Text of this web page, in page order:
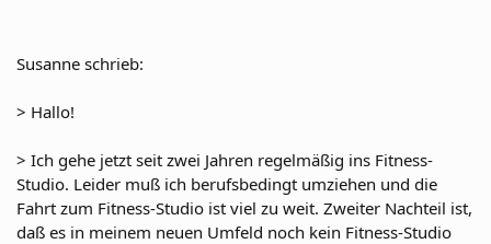
Susanne schrieb:
> Hallo!
> Ich gehe jetzt seit zwei Jahren regelmäßig ins Fitness-
Studio. Leider muß ich berufsbedingt umziehen und die
Fahrt zum Fitness-Studio ist viel zu weit. Zweiter Nachteil ist,
daß es in meinem neuen Umfeld noch kein Fitness-Studio